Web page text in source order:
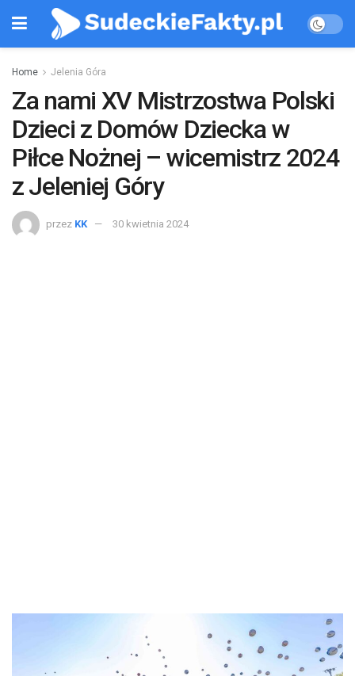
Home Jelenia Góra
Za nami XV Mistrzostwa Polski
Dzieci z Domów Dziecka w
Piłce Nożnej – wicemistrz 2024
z Jeleniej Góry
przez KK 30 kwietnia 2024